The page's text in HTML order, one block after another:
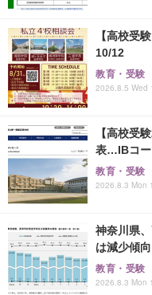
【高校受
10/12
教育・受験
2026.8.5 Wed
【高校受
表…IBコー
教育・受験
2026.8.3 Mon
神奈川県
は減少傾向
教育・受験
2026.8.3 Mon